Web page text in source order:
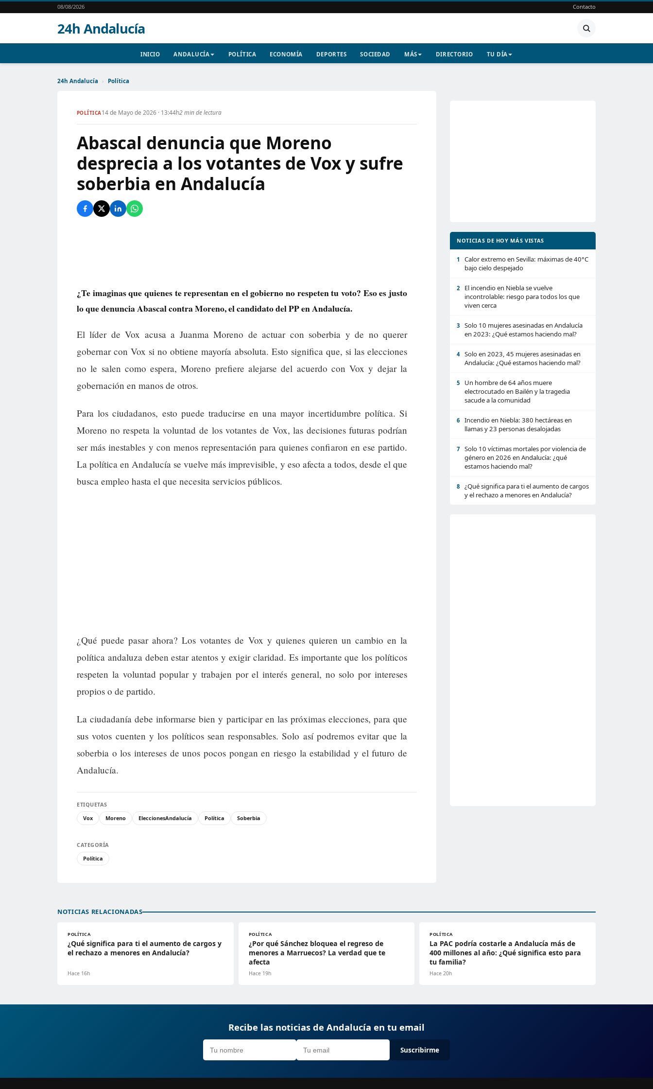
08/08/2026 Contacto
24h Andalucía
INICIO ANDALUCÍA POLÍTICA ECONOMÍA DEPORTES SOCIEDAD MÁS DIRECTORIO TU DÍA
24h Andalucía › Política
POLÍTICA14 de Mayo de 2026 · 13:44h2 min de lectura
Abascal denuncia que Moreno
desprecia a los votantes de Vox y sufre
soberbia en Andalucía
¿Te imaginas que quienes te representan en el gobierno no respeten tu voto? Eso es justo
lo que denuncia Abascal contra Moreno, el candidato del PP en Andalucía.
El líder de Vox acusa a Juanma Moreno de actuar con soberbia y de no querer
gobernar con Vox si no obtiene mayoría absoluta. Esto significa que, si las elecciones
no le salen como espera, Moreno prefiere alejarse del acuerdo con Vox y dejar la
gobernación en manos de otros.
Para los ciudadanos, esto puede traducirse en una mayor incertidumbre política. Si
Moreno no respeta la voluntad de los votantes de Vox, las decisiones futuras podrían
ser más inestables y con menos representación para quienes confiaron en ese partido.
La política en Andalucía se vuelve más imprevisible, y eso afecta a todos, desde el que
busca empleo hasta el que necesita servicios públicos.
¿Qué puede pasar ahora? Los votantes de Vox y quienes quieren un cambio en la
política andaluza deben estar atentos y exigir claridad. Es importante que los políticos
respeten la voluntad popular y trabajen por el interés general, no solo por intereses
propios o de partido.
La ciudadanía debe informarse bien y participar en las próximas elecciones, para que
sus votos cuenten y los políticos sean responsables. Solo así podremos evitar que la
soberbia o los intereses de unos pocos pongan en riesgo la estabilidad y el futuro de
Andalucía.
ETIQUETAS
Vox
Moreno EleccionesAndalucía Política Soberbia
CATEGORÍA
Política
NOTICIAS DE HOY MÁS VISTAS
1
Calor extremo en Sevilla: máximas de 40°C
bajo cielo despejado
2
El incendio en Niebla se vuelve
incontrolable: riesgo para todos los que
viven cerca
3
Solo 10 mujeres asesinadas en Andalucía
en 2023: ¿Qué estamos haciendo mal?
4
Solo en 2023, 45 mujeres asesinadas en
Andalucía: ¿Qué estamos haciendo mal?
5
Un hombre de 64 años muere
electrocutado en Bailén y la tragedia
sacude a la comunidad
6
Incendio en Niebla: 380 hectáreas en
llamas y 23 personas desalojadas
7
Solo 10 víctimas mortales por violencia de
género en 2026 en Andalucía: ¿qué
estamos haciendo mal?
8
¿Qué significa para ti el aumento de cargos
y el rechazo a menores en Andalucía?
NOTICIAS RELACIONADAS
POLÍTICA
¿Qué significa para ti el aumento de cargos y
el rechazo a menores en Andalucía?
Hace 16h
POLÍTICA
¿Por qué Sánchez bloquea el regreso de
menores a Marruecos? La verdad que te
afecta
Hace 19h
POLÍTICA
La PAC podría costarle a Andalucía más de
400 millones al año: ¿Qué significa esto para
tu familia?
Hace 20h
Recibe las noticias de Andalucía en tu email
Suscribirme